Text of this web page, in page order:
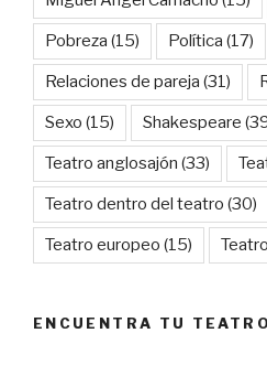
Pobreza (15) Política (17)
Relaciones de pareja (31)
Sexo (15) Shakespeare
Teatro anglosajón (33)
Teatro dentro del teatro (30)
Teatro europeo (15)
ENCUENTRA TU TEATRO